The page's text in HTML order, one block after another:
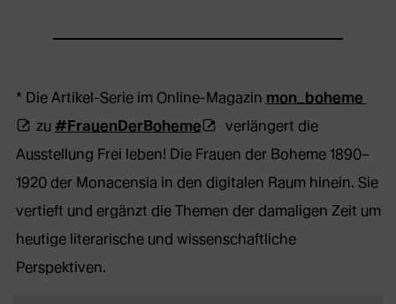
* Die Artikel-Serie im Online-Magazin mon_boheme
in
zu #FrauenDerBoheme(Öffnet
externe
Webseite
in
neuem
verlängert die
Ausstellung Frei leben! Die Frauen der Boheme 1890–
1920 der Monacensia in den digitalen Raum hinein. Sie
vertieft und ergänzt die Themen der damaligen Zeit um
heutige literarische und wissenschaftliche
Perspektiven.